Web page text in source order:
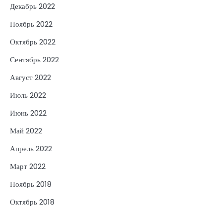
Декабрь 2022
Ноябрь 2022
Октябрь 2022
Сентябрь 2022
Август 2022
Июль 2022
Июнь 2022
Май 2022
Апрель 2022
Март 2022
Ноябрь 2018
Октябрь 2018